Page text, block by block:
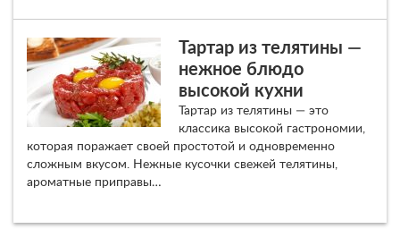
Тартар из телятины —
нежное блюдо
высокой кухни
Тартар из телятины — это
классика высокой гастрономии,
которая поражает своей простотой и одновременно
сложным вкусом. Нежные кусочки свежей телятины,
ароматные приправы…